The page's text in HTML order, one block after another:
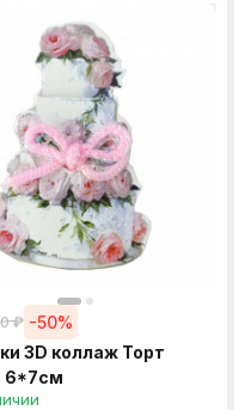
₽ -50%
3D коллаж Торт
6*7см